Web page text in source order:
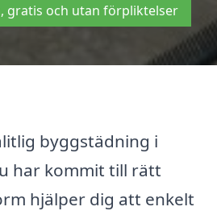
gratis och utan förpliktelser
byggstädning i
har kommit till rätt
hjälper dig att enkelt